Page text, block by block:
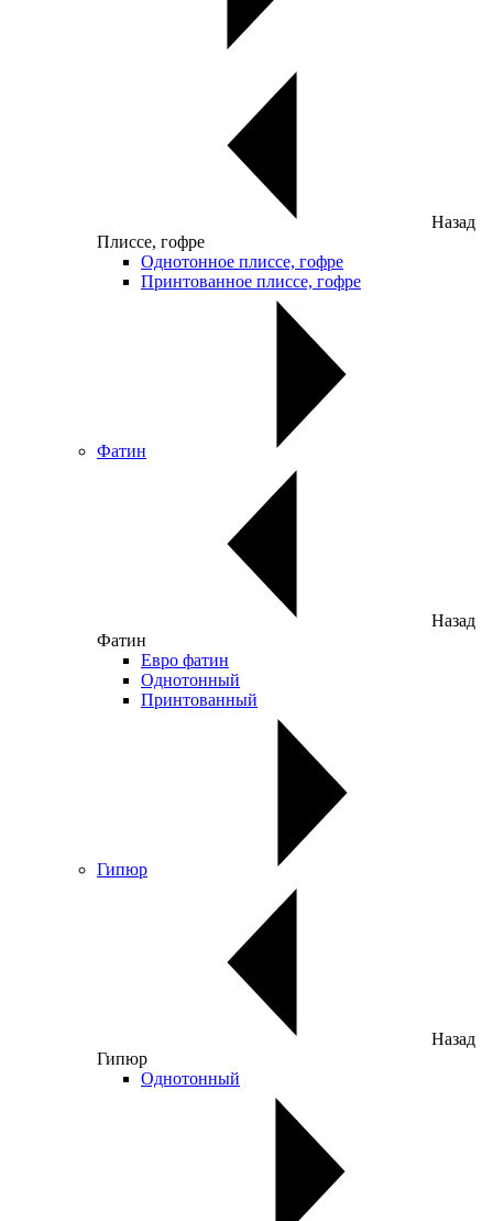
Назад
Плиссе, гофре
Однотонное плиссе, гофре
Принтованное плиссе, гофре
Фатин
Назад
Фатин
Евро фатин
Однотонный
Принтованный
Гипюр
Назад
Гипюр
Однотонный